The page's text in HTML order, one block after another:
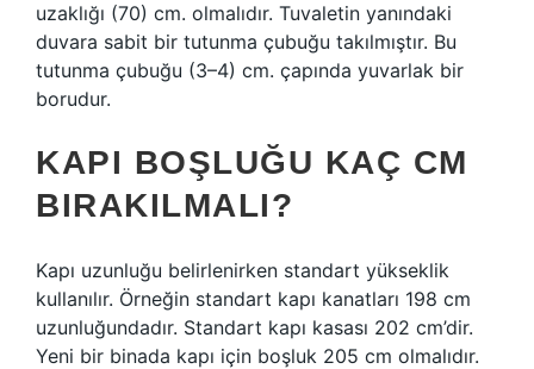
uzaklığı (70) cm. olmalıdır. Tuvaletin yanındaki
duvara sabit bir tutunma çubuğu takılmıştır. Bu
tutunma çubuğu (3–4) cm. çapında yuvarlak bir
borudur.
KAPI BOŞLUĞU KAÇ CM
BIRAKILMALI?
Kapı uzunluğu belirlenirken standart yükseklik
kullanılır. Örneğin standart kapı kanatları 198 cm
uzunluğundadır. Standart kapı kasası 202 cm’dir.
Yeni bir binada kapı için boşluk 205 cm olmalıdır.